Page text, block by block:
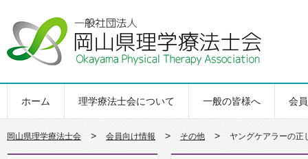
ホーム 理学療法士会について 一般の皆様へ 会
岡山県理学療法士会 > 会員向け情報 > その他 > ヤングケアラーの正